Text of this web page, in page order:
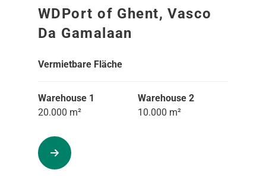
WDPort of Ghent, Vasco
Da Gamalaan
Vermietbare Fläche
Warehouse 1
20.000 m²
Warehouse 2
10.000 m²